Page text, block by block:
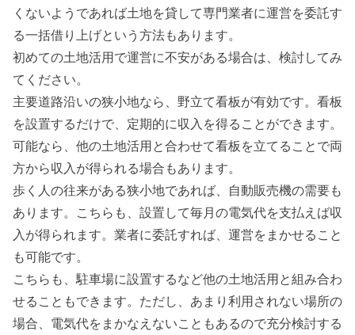
くないようであれば土地を貸して専門業者に運営を委託す
る一括借り上げという方法もあります。
初めての土地活用で運営に不安がある場合は、検討してみ
てください。
主要道路沿いの狭小地なら、野立て看板が有効です。看板
を設置するだけで、定期的に収入を得ることができます。
可能なら、他の土地活用と合わせて看板を立てることで両
方から収入が得られる場合もあります。
歩く人の往来がある狭小地であれば、自動販売機の需要も
あります。こちらも、設置して毎月の電気代を支払えば収
入が得られます。業者に委託すれば、運営をまかせること
も可能です。
こちらも、駐車場に設置するなど他の土地活用と組み合わ
せることもできます。ただし、あまり利用されない場所の
場合、電気代をまかなえないこともあるので充分検討する